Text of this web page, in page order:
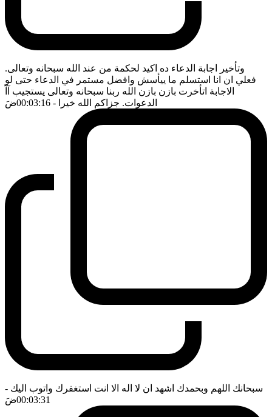
وتأخير اجابة الدعاء ده اكيد لحكمة من عند الله سبحانه وتعالى.
فعلي ان انا استسلم ما ييأسش وافضل مستمر في الدعاء حتى لو
الاجابة اتأخرت بازن بازن الله ربنا سبحانه وتعالى يستجيب آآ
الدعوات. جزاكم الله خيرا - 00:03:16 ضَ
سبحانك اللهم وبحمدك اشهد ان لا اله الا انت استغفرك واتوب اليك -
00:03:31ضَ